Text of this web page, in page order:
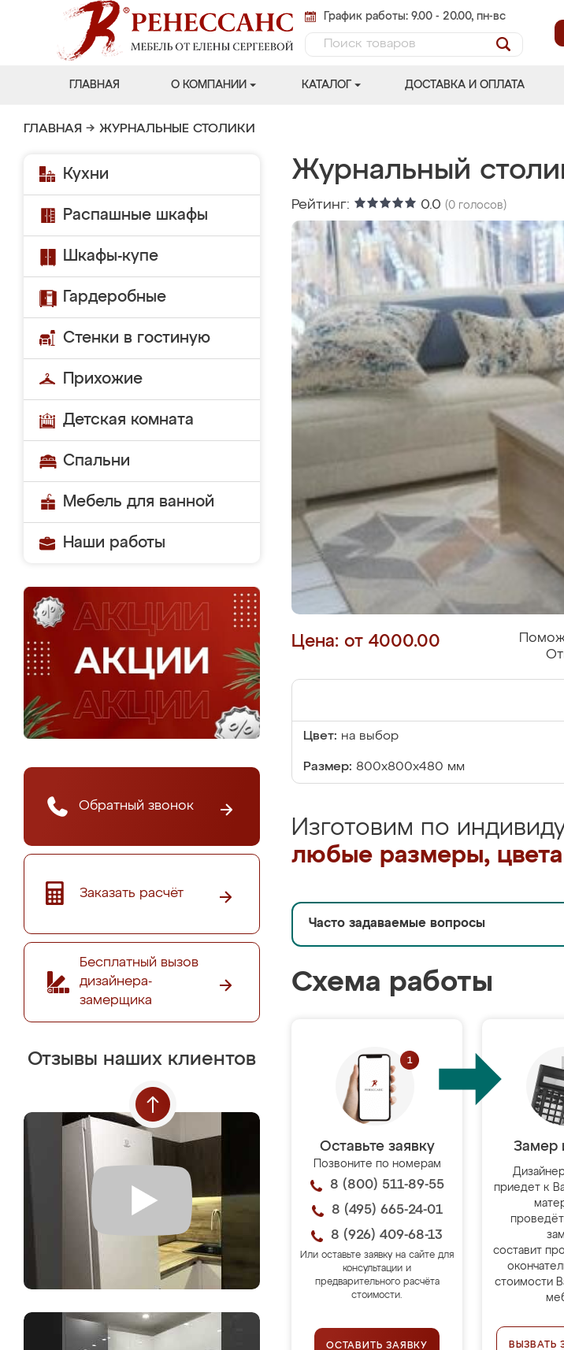
График работы: 9.00 - 20.00, пн-вс
ГЛАВНАЯ О КОМПАНИИ КАТАЛОГ ДОСТАВКА И ОПЛАТА
ГЛАВНАЯ → ЖУРНАЛЬНЫЕ СТОЛИКИ
Кухни
Распашные шкафы
Шкафы-купе
Гардеробные
Стенки в гостиную
Прихожие
Детская комната
Спальни
Мебель для ванной
Наши работы
Обратный звонок
Заказать расчёт
Бесплатный вызов
дизайнера-
замерщика
Отзывы наших клиентов
Журнальный
Рейтинг: 0.0 (0 голосов)
Цена: от 4000.00
Цвет: на выбор
Размер: 800х800х480 мм
Изготовим по
любые размеры,
Часто задаваемые вопросы
Схема работы
Оставьте заявку
Позвоните по номерам
8 (800) 511-89-55
8 (495) 665-24-01
8 (926) 409-68-13
Или оставьте заявку на сайте для
консультации и
предварительного расчёта
стоимости.
ОСТАВИТЬ ЗАЯВКУ
Замер
приедет к
составит
стоимости
ВЫЗВАТЬ